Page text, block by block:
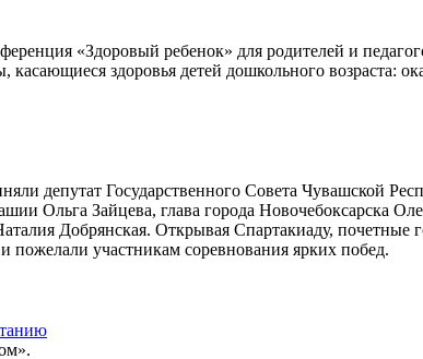
«Здоровый ребенок» для родителей и
здоровья детей дошкольного возраста:
депутат Государственного Совета Чувашской
Ольга Зайцева, глава города Новочебоксарска
Добрянская. Открывая Спартакиаду, почетные
участникам соревнования ярких побед.